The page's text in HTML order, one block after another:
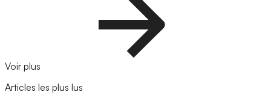
Voir plus
Articles les plus lus